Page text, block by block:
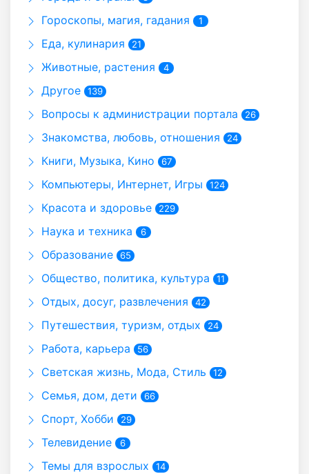
Гороскопы, магия, гадания 1
Еда, кулинария 21
Животные, растения 4
Другое 139
Вопросы к администрации портала 26
Знакомства, любовь, отношения 24
Книги, Музыка, Кино 67
Компьютеры, Интернет, Игры 124
Красота и здоровье 229
Наука и техника 6
Образование 65
Общество, политика, культура 11
Отдых, досуг, развлечения 42
Путешествия, туризм, отдых 24
Работа, карьера 56
Светская жизнь, Мода, Стиль 12
Семья, дом, дети 66
Спорт, Хобби 29
Телевидение 6
Темы для взрослых 14